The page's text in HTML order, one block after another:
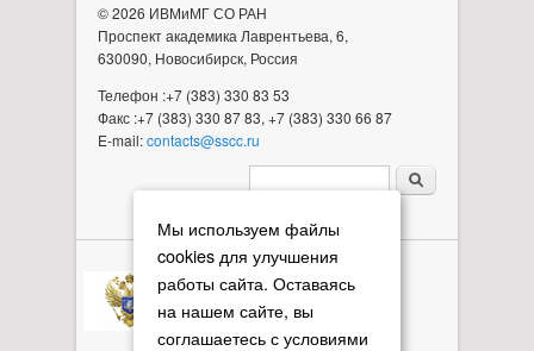
Мы используем файлы
cookies для улучшения
работы сайта. Оставаясь
на нашем сайте, вы
соглашаетесь с условиями
© 2026 ИВМиМГ СО РАН
Проспект академика Лаврентьева, 6,
630090, Новосибирск, Россия
Телефон :+7 (383) 330 83 53
Факс :+7 (383) 330 87 83, +7 (383) 330 66 87
E-mail:contacts@sscc.ru
Форма поиска